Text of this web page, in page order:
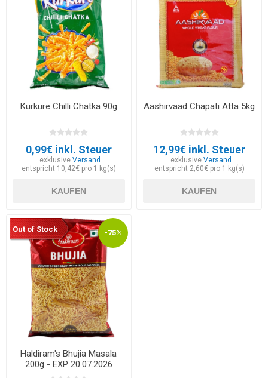
Kurkure Chilli Chatka 90g
0,99€ inkl. Steuer
exklusiveVersand
entspricht 10,42€ pro 1 kg(s)
KAUFEN
Aashirvaad Chapati Atta 5kg
12,99€ inkl. Steuer
exklusive Versand
entspricht 2,60€ pro 1 kg(s)
KAUFEN
-75%
Out of Stock
Haldiram's Bhujia Masala
200g - EXP 20.07.2026